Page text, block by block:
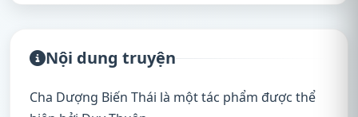
Nội dung truyện
Cha Dượng Biến Thái là một tác phẩm được thể